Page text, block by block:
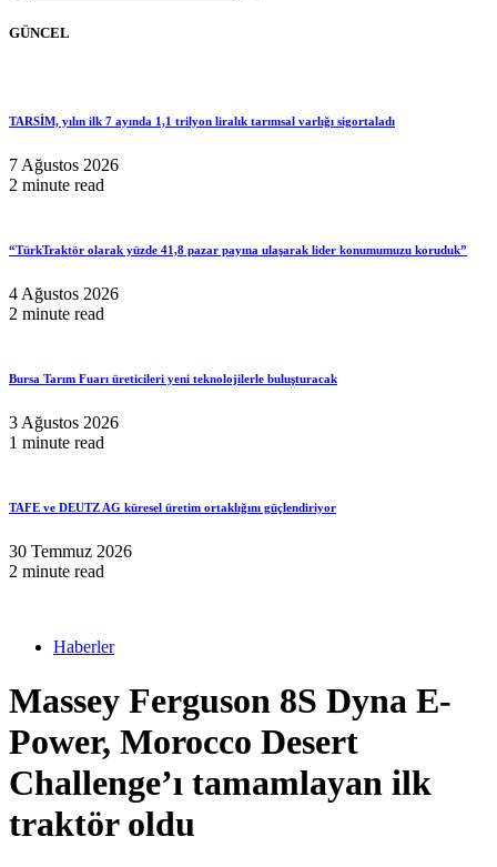
GÜNCEL
TARSİM, yılın ilk 7 ayında 1,1 trilyon liralık tarımsal varlığı sigortaladı
7 Ağustos 2026
2 minute read
“TürkTraktör olarak yüzde 41,8 pazar payına ulaşarak lider konumumuzu koruduk”
4 Ağustos 2026
2 minute read
Bursa Tarım Fuarı üreticileri yeni teknolojilerle buluşturacak
3 Ağustos 2026
1 minute read
TAFE ve DEUTZ AG küresel üretim ortaklığını güçlendiriyor
30 Temmuz 2026
2 minute read
Haberler
Massey Ferguson 8S Dyna E-
Power, Morocco Desert
Challenge’ı tamamlayan ilk
traktör oldu